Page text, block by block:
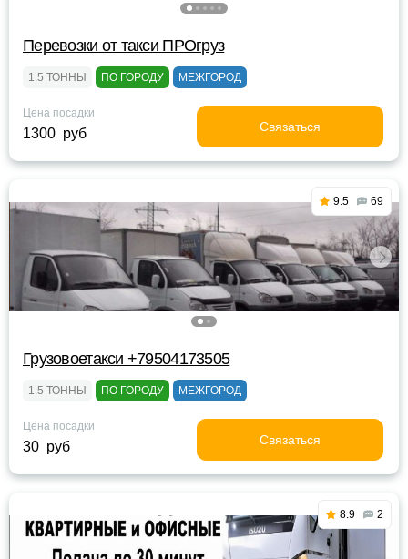
Перевозки от такси ПРОгруз
1.5 ТОННЫ ПО ГОРОДУ МЕЖГОРОД
Цена посадки
1300 руб Связаться
9.5 69
Грузовоетакси +79504173505
1.5 ТОННЫ ПО ГОРОДУ МЕЖГОРОД
Цена посадки
30 руб Связаться
8.9 2